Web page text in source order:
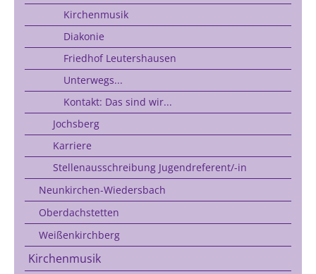
Kirchenmusik
Diakonie
Friedhof Leutershausen
Unterwegs...
Kontakt: Das sind wir...
Jochsberg
Karriere
Stellenausschreibung Jugendreferent/-in
Neunkirchen-Wiedersbach
Oberdachstetten
Weißenkirchberg
Kirchenmusik